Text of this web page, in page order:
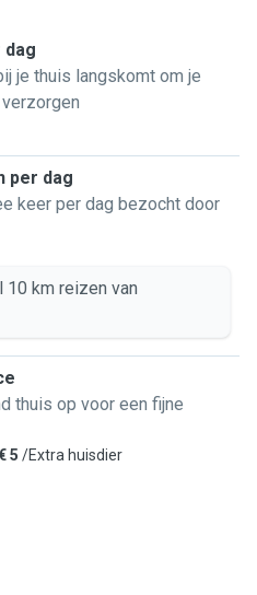
om meer dieren, dan die
te ontvangen. Dus vandaar
Zelf ben ik altijd
enige medische kennis en
Als ik aanwezig ben
gemakkelijk te zien voor het
oppas. Ik verheug me er
het tekstvak te plakken. Deze
moesten volgemaakt
dag
je thuis langskomt om je
per dag
keer per dag bezocht door
10 km reizen van
thuis op voor een fijne
5 /Extra huisdier